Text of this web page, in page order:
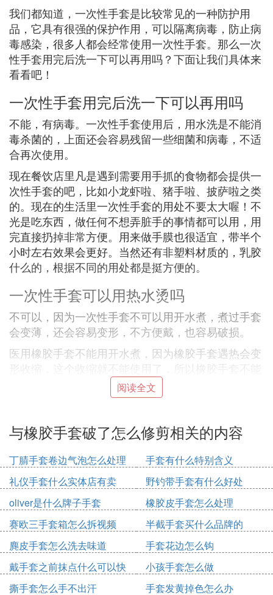
我们都知道，一次性手套是比较常见的一种防护用
品，它具有很强的保护作用，可以隔离病毒，防止病
毒感染，很多人都会经常使用一次性手套。那么一次
性手套用完后洗一下可以再用吗？下面让我们具体来
看看吧！
一次性手套用完后洗一下可以再用吗
不能，有病毒。一次性手套使用后，用水洗是不能消
毒杀菌的，上面还会容易残留一些细菌和病毒，不适
合再次使用。
现在餐饮店里凡是遇到需要用手抓的食物都会提供一
次性手套的吧，比如小龙虾啦、猪手啦、披萨啦之类
的。现在的生活里一次性手套的用处不要太大喔！不
光是吃东西，做任何不想弄脏手的事情都可以用，用
完直接扔掉非常方便。用来做手膜也很适宜，带半个
小时左右效果会更好。当然还有非塑料材质的，乳胶
什么的，根据不同的用处都是挺方便的。
一次性手套可以用热水烫吗
不可以，因为一次性手套不可以用开水煮，煮过手套
会变薄，还会容易变形，不方便戴，也容易破损。
医用橡胶手套不能用开水煮，因为橡胶手套遇热会变
形收缩，这个收缩就不能使用了，所以橡胶手套不能
用热水煮，可以用酒精、双氧水消毒后再次使用（但
是再次使用不能用在医用环境的）！
戴一次性手套的正确方法
己手部尺寸的一次性手套。如果手套尺寸不合适，就
很容易破损，危及到用户的安全。例如太紧的手套容
易被刺穿、撕裂，同时会减少手部的灵活性；太松的
手套容易产生褶皱，导致难以抓握。
穿戴者可以伸直手指来确定手套是否太小。如果手套
被拉伸，就说明手套太小。拇指和手掌处发生破损的
话表明手套可能太小了。
2、戴手套：第一步是要在一个干净的场所戴手套。
阅读全文
与橡胶手套破了怎么修剪相关的内容
丁腈手套卷边气泡怎么处理
手套有什么特别含义
礼仪手套什么实体店有卖
野钓带手套有什么好处
oliver是什么牌子手套
橡胶皮手套怎么处理
赛欧三手套箱怎么拆视频
半截手套买什么品牌的
麂皮手套怎么洗去味道
手套花边怎么钩
戴手套之前抹点什么可以快
速戴上
小孩手套怎么做
撕手套怎么手不出汗
手套发黄掉色怎么办